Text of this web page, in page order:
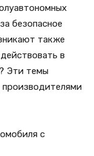
безопасное
также
в
Эти темы
с